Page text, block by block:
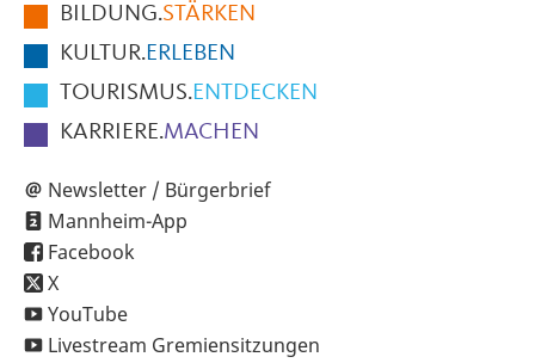
SeiteBILDUNG.STÄRKEN
KULTUR.ERLEBEN
TOURISMUS.ENTDECKEN
KARRIERE.MACHEN
Newsletter / Bürgerbrief
Mannheim-App
Facebook
X
YouTube
Livestream Gremiensitzungen